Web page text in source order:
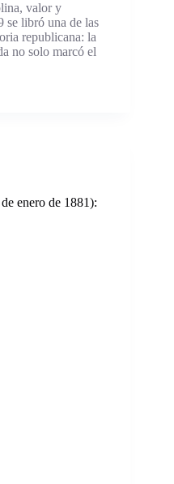
valor y
se libró una de las
republicana: la
no solo marcó el
enero de 1881):